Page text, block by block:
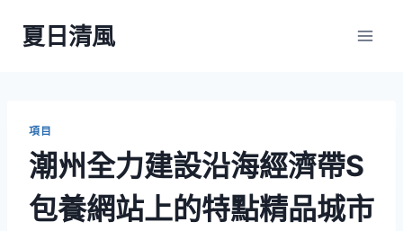
夏日清風
項目
潮州全力建設沿海經濟帶S
包養網站上的特點精品城市